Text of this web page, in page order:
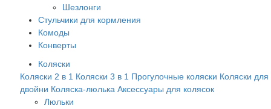
Шезлонги
Стульчики для кормления
Комоды
Конверты
Коляски
Коляски 2 в 1 Коляски 3 в 1 Прогулочные коляски Коляски для
двойни Коляска-люлька Аксессуары для колясок
Люльки